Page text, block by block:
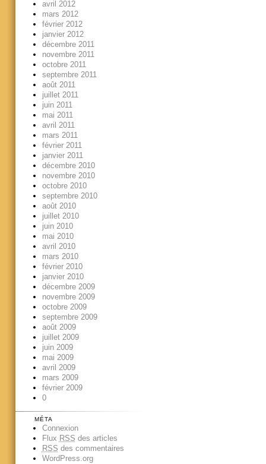
avril 2012
mars 2012
février 2012
janvier 2012
décembre 2011
novembre 2011
octobre 2011
septembre 2011
août 2011
juillet 2011
juin 2011
mai 2011
avril 2011
mars 2011
février 2011
janvier 2011
décembre 2010
novembre 2010
octobre 2010
septembre 2010
août 2010
juillet 2010
juin 2010
mai 2010
avril 2010
mars 2010
février 2010
janvier 2010
décembre 2009
novembre 2009
octobre 2009
septembre 2009
août 2009
juillet 2009
juin 2009
mai 2009
avril 2009
mars 2009
février 2009
0
MÉTA
Connexion
Flux RSS des articles
RSS des commentaires
WordPress.org